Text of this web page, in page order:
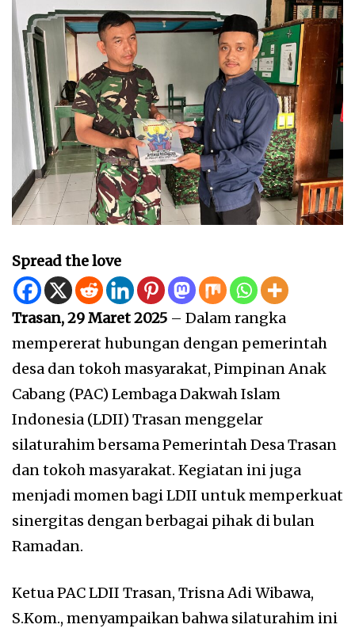
Spread the love
Trasan, 29 Maret 2025 – Dalam rangka
mempererat hubungan dengan pemerintah
desa dan tokoh masyarakat, Pimpinan Anak
Cabang (PAC) Lembaga Dakwah Islam
Indonesia (LDII) Trasan menggelar
silaturahim bersama Pemerintah Desa Trasan
dan tokoh masyarakat. Kegiatan ini juga
menjadi momen bagi LDII untuk memperkuat
sinergitas dengan berbagai pihak di bulan
Ramadan.
Ketua PAC LDII Trasan, Trisna Adi Wibawa,
S.Kom., menyampaikan bahwa silaturahim ini